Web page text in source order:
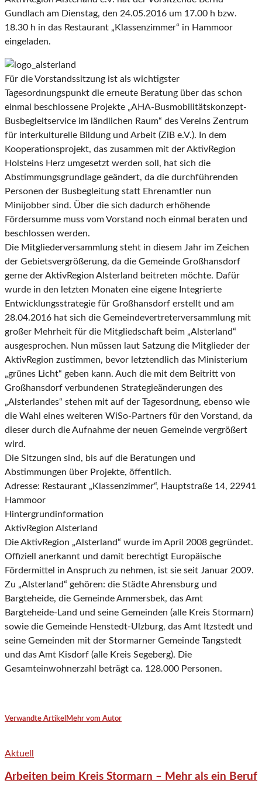
Gundlach am Dienstag, den 24.05.2016 um 17.00 h bzw.
18.30 h in das Restaurant „Klassenzimmer“ in Hammoor
eingeladen.
Für die Vorstandssitzung ist als wichtigster
Tagesordnungspunkt die erneute Beratung über das schon
einmal beschlossene Projekte „AHA-Busmobilitätskonzept-
Busbegleitservice im ländlichen Raum“ des Vereins Zentrum
für interkulturelle Bildung und Arbeit (ZiB e.V.). In dem
Kooperationsprojekt, das zusammen mit der AktivRegion
Holsteins Herz umgesetzt werden soll, hat sich die
Abstimmungsgrundlage geändert, da die durchführenden
Personen der Busbegleitung statt Ehrenamtler nun
Minijobber sind. Über die sich dadurch erhöhende
Fördersumme muss vom Vorstand noch einmal beraten und
beschlossen werden.
Die Mitgliederversammlung steht in diesem Jahr im Zeichen
der Gebietsvergrößerung, da die Gemeinde Großhansdorf
gerne der AktivRegion Alsterland beitreten möchte. Dafür
wurde in den letzten Monaten eine eigene Integrierte
Entwicklungsstrategie für Großhansdorf erstellt und am
28.04.2016 hat sich die Gemeindevertreterversammlung mit
großer Mehrheit für die Mitgliedschaft beim „Alsterland“
ausgesprochen. Nun müssen laut Satzung die Mitglieder der
AktivRegion zustimmen, bevor letztendlich das Ministerium
„grünes Licht“ geben kann. Auch die mit dem Beitritt von
Großhansdorf verbundenen Strategieänderungen des
„Alsterlandes“ stehen mit auf der Tagesordnung, ebenso wie
die Wahl eines weiteren WiSo-Partners für den Vorstand, da
dieser durch die Aufnahme der neuen Gemeinde vergrößert
wird.
Die Sitzungen sind, bis auf die Beratungen und
Abstimmungen über Projekte, öffentlich.
Adresse: Restaurant „Klassenzimmer“, Hauptstraße 14, 22941
Hammoor
Hintergrundinformation
AktivRegion Alsterland
Die AktivRegion „Alsterland“ wurde im April 2008 gegründet.
Offiziell anerkannt und damit berechtigt Europäische
Fördermittel in Anspruch zu nehmen, ist sie seit Januar 2009.
Zu „Alsterland“ gehören: die Städte Ahrensburg und
Bargteheide, die Gemeinde Ammersbek, das Amt
Bargteheide-Land und seine Gemeinden (alle Kreis Stormarn)
sowie die Gemeinde Henstedt-Ulzburg, das Amt Itzstedt und
seine Gemeinden mit der Stormarner Gemeinde Tangstedt
und das Amt Kisdorf (alle Kreis Segeberg). Die
Gesamteinwohnerzahl beträgt ca. 128.000 Personen.
Verwandte Artikel Mehr vom Autor
Aktuell
Arbeiten beim Kreis Stormarn – Mehr als ein Beruf